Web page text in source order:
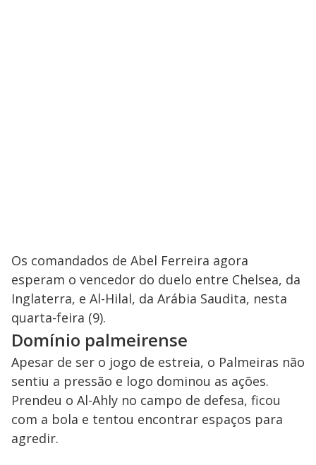
Os comandados de Abel Ferreira agora
esperam o vencedor do duelo entre Chelsea, da
Inglaterra, e Al-Hilal, da Arábia Saudita, nesta
quarta-feira (9).
Domínio palmeirense
Apesar de ser o jogo de estreia, o Palmeiras não
sentiu a pressão e logo dominou as ações.
Prendeu o Al-Ahly no campo de defesa, ficou
com a bola e tentou encontrar espaços para
agredir.